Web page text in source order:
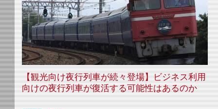
【観光向け夜行列車が続々登場】ビジネス利用
向けの夜行列車が復活する可能性はあるのか